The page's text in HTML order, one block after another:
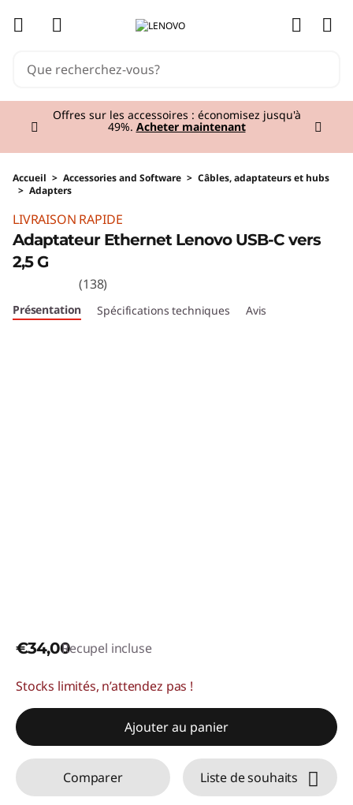
passer au contenu principal
Offres sur les accessoires : économisez jusqu'à
49%. Acheter maintenant
Currently displaying item 1 of 3
Accueil > Accessories and Software > Câbles, adaptateurs et hubs
> Adapters
LIVRAISON RAPIDE
Adaptateur Ethernet Lenovo USB-C vers
2,5 G
(138)
Présentation Spécifications techniques Avis
€34,00Recupel incluse
Stocks limités, n’attendez pas !
Ajouter au panier
Comparer Liste de souhaits